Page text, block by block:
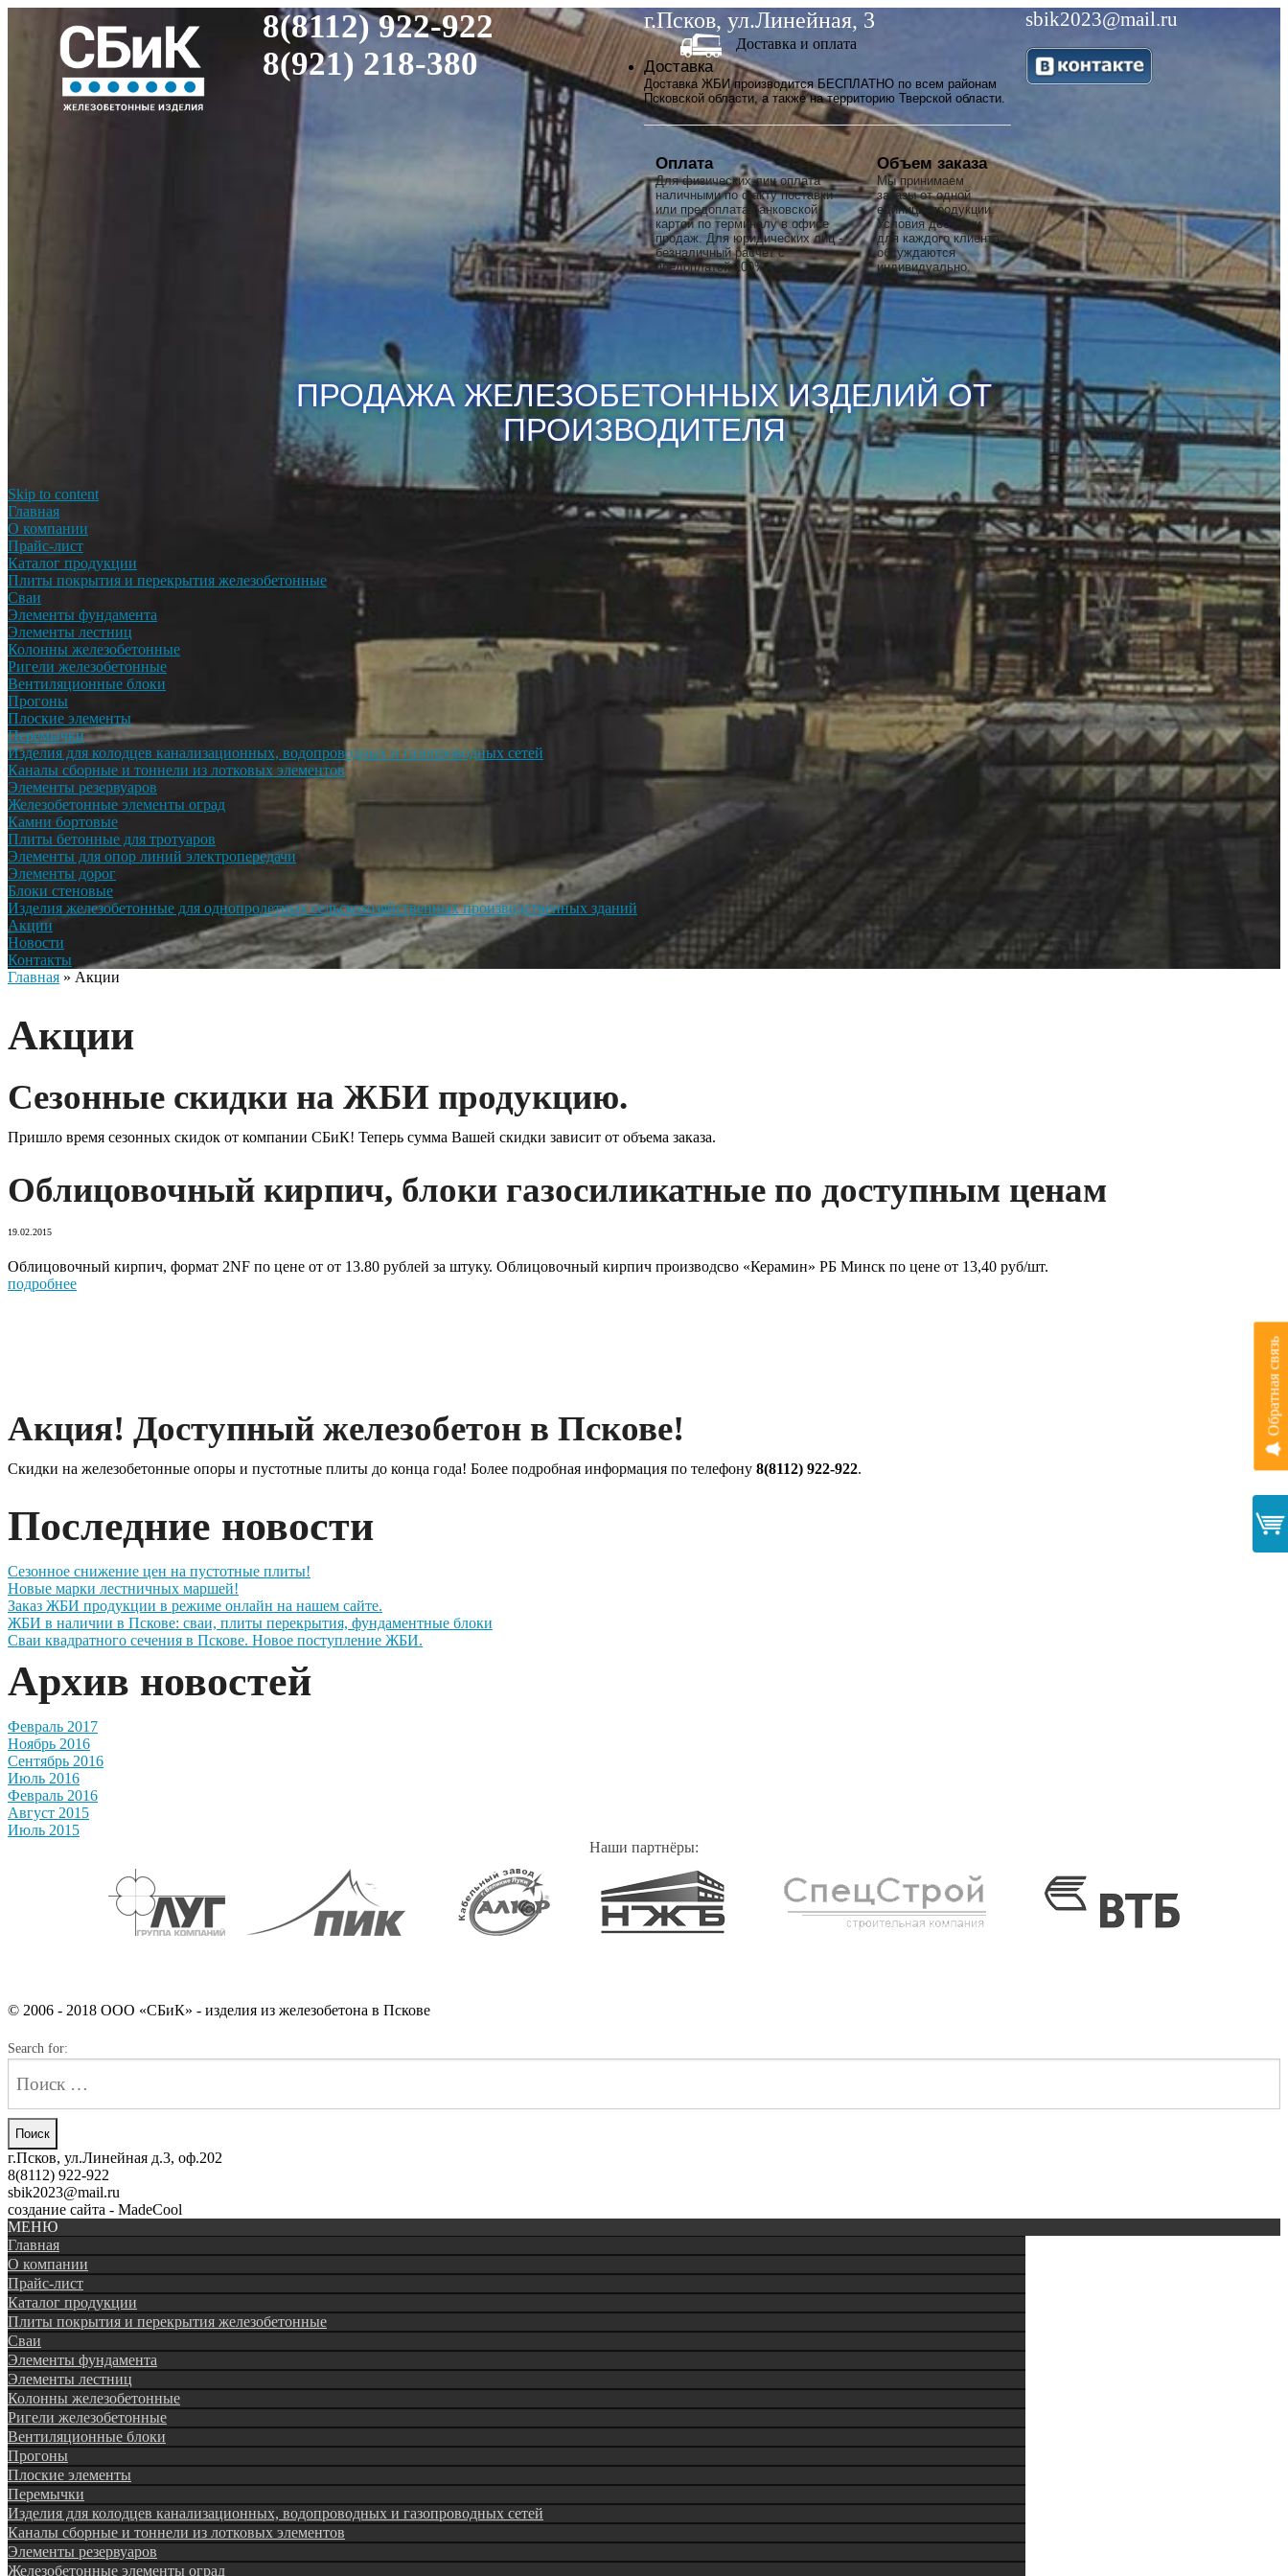
8(8112) 922-922
8(921) 218-380
г.Псков, ул.Линейная, 3
Доставка и оплата
Доставка
Доставка ЖБИ производится БЕСПЛАТНО по всем районам
Псковской области, а также на территорию Тверской области.
Оплата
Для физических лиц оплата
наличными по факту поставки
или предоплата банковской
картой по терминалу в офисе
продаж. Для юридических лиц -
безналичный расчет с
предоплатой 100%.
Объем заказа
Мы принимаем
заказы от одной
единицы продукции.
Условия доставки
для каждого клиента
обсуждаются
индивидуально.
sbik2023@mail.ru
ПРОДАЖА ЖЕЛЕЗОБЕТОННЫХ ИЗДЕЛИЙОТ
ПРОИЗВОДИТЕЛЯ
Skip to content
Главная
О компании
Прайс-лист
Каталог продукции
Плиты покрытия и перекрытия железобетонные
Сваи
Элементы фундамента
Элементы лестниц
Колонны железобетонные
Ригели железобетонные
Вентиляционные блоки
Прогоны
Плоские элементы
Перемычки
Изделия для колодцев канализационных, водопроводных и газопроводных сетей
Каналы сборные и тоннели из лотковых элементов
Элементы резервуаров
Железобетонные элементы оград
Камни бортовые
Плиты бетонные для тротуаров
Элементы для опор линий электропередачи
Элементы дорог
Блоки стеновые
Изделия железобетонные для однопролетных сельскохозяйственных производственных зданий
Акции
Новости
Контакты
Главная » Акции
Акции
Сезонные скидки на ЖБИ продукцию.
Пришло время сезонных скидок от компании СБиК! Теперь сумма Вашей скидки зависит от объема заказа.
Облицовочный кирпич, блоки газосиликатные по доступным ценам
19.02.2015
Облицовочный кирпич, формат 2NF по цене от от 13.80 рублей за штуку. Облицовочный кирпич производсво «Керамин» РБ Минск по цене от 13,40 руб/шт.
подробнее
Акция! Доступный железобетон в Пскове!
Скидки на железобетонные опоры и пустотные плиты до конца года! Более подробная информация по телефону 8(8112) 922-922.
Последние новости
Сезонное снижение цен на пустотные плиты!
Новые марки лестничных маршей!
Заказ ЖБИ продукции в режиме онлайн на нашем сайте.
ЖБИ в наличии в Пскове: сваи, плиты перекрытия, фундаментные блоки
Сваи квадратного сечения в Пскове. Новое поступление ЖБИ.
Архив новостей
Февраль 2017
Ноябрь 2016
Сентябрь 2016
Июль 2016
Февраль 2016
Август 2015
Июль 2015
Наши партнёры:
© 2006 - 2018 ООО «СБиК» - изделия из железобетона в Пскове
Search for:
г.Псков, ул.Линейная д.3, оф.202
8(8112) 922-922
sbik2023@mail.ru
создание сайта - MadeCool
МЕНЮ
Главная
О компании
Прайс-лист
Каталог продукции
Плиты покрытия и перекрытия железобетонные
Сваи
Элементы фундамента
Элементы лестниц
Колонны железобетонные
Ригели железобетонные
Вентиляционные блоки
Прогоны
Плоские элементы
Перемычки
Изделия для колодцев канализационных, водопроводных и газопроводных сетей
Каналы сборные и тоннели из лотковых элементов
Элементы резервуаров
Железобетонные элементы оград
Обратная связь